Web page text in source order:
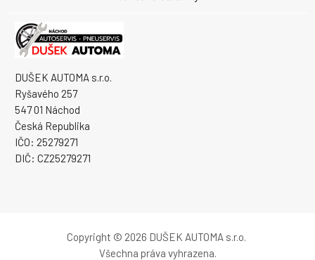
DUŠEK AUTOMA s.r.o.
Ryšavého 257
547 01 Náchod
Česká Republika
IČO: 25279271
DIČ: CZ25279271
Copyright © 2026 DUŠEK AUTOMA s.r.o.
Všechna práva vyhrazena.